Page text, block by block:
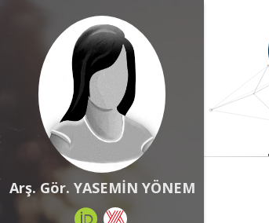
Arş. Gör. YASEMİN YÖNEM